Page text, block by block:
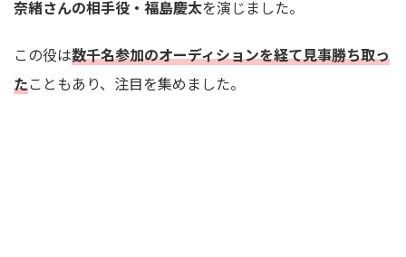
奈緒さんの相手役・福島慶太を演じました。
この役は数千名参加のオーディションを経て見事勝ち取っ
たこともあり、注目を集めました。